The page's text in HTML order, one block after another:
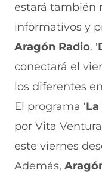
estará también
informativos y
Aragón Radio. '
conectará el
los diferentes
El programa ‘La
por Vita
este viernes
Además,